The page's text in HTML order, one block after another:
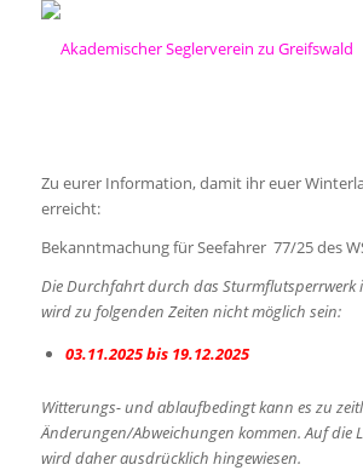
Zu eurer Information, damit ihr euer
erreicht:
Bekanntmachung für Seefahrer 77/25 des
Die Durchfahrt durch das Sturmflutsperrwerk
wird zu folgenden Zeiten nicht möglich sein:
03.11.2025 bis 19.12.2025
Witterungs- und ablaufbedingt kann es zu
Änderungen/Abweichungen kommen. Auf die
wird daher ausdrücklich hingewiesen.